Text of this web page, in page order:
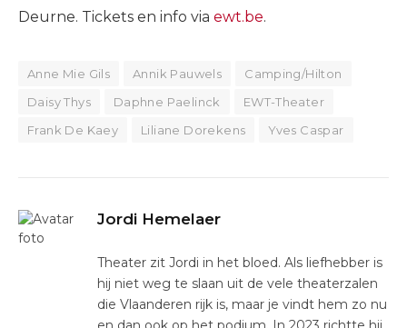
Deurne. Tickets en info via ewt.be.
Anne Mie Gils Annik Pauwels
Camping/Hilton
Daisy Thys
Daphne Paelinck
EWT-Theater
Frank De Kaey
Liliane Dorekens Yves Caspar
Jordi Hemelaer
Theater zit Jordi in het bloed. Als liefhebber is
hij niet weg te slaan uit de vele theaterzalen
die Vlaanderen rijk is, maar je vindt hem zo nu